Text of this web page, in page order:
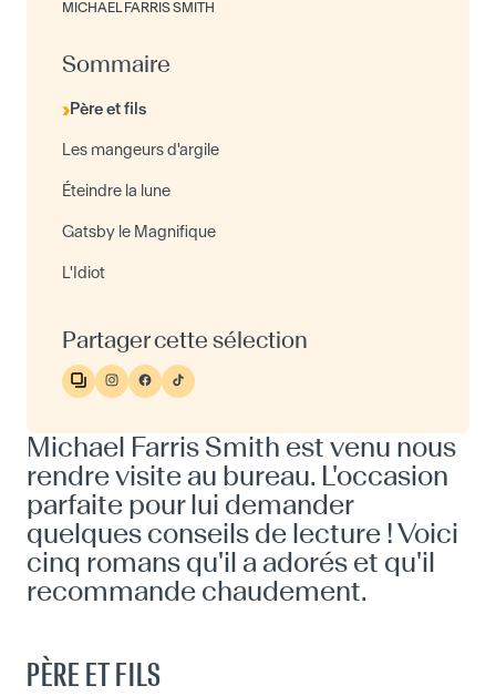
MICHAEL FARRIS SMITH
Sommaire
Père et fils
Les mangeurs d'argile
Éteindre la lune
Gatsby le Magnifique
L'Idiot
Partager cette sélection
Michael Farris Smith est venu nous
rendre visite au bureau. L'occasion
parfaite pour lui demander
quelques conseils de lecture ! Voici
cinq romans qu'il a adorés et qu'il
recommande chaudement.
PÈRE ET FILS